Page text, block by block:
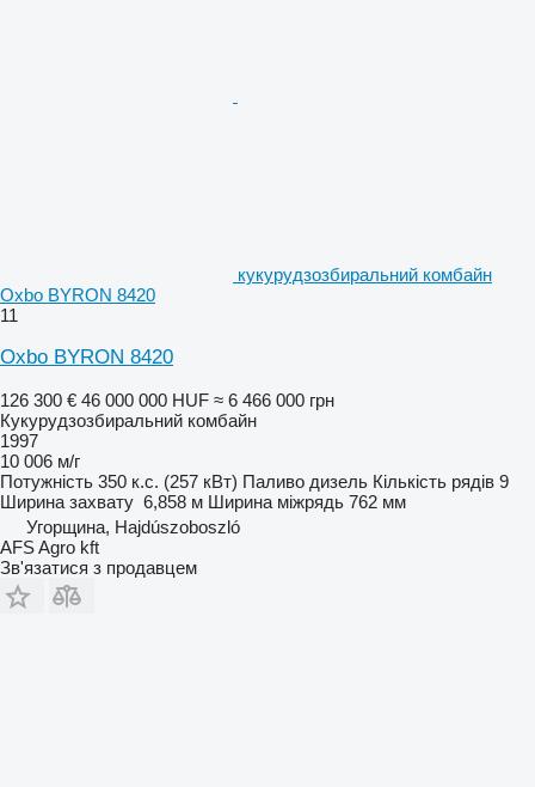
кукурудзозбиральний комбайн
Oxbo BYRON 8420
11
Oxbo BYRON 8420
126 300 € 46 000 000 HUF ≈ 6 466 000 грн
Кукурудзозбиральний комбайн
1997
10 006 м/г
Потужність 350 к.с. (257 кВт) Паливо дизель Кількість рядів 9
Ширина захвату 6,858 м Ширина міжрядь 762 мм
Угорщина, Hajdúszoboszló
AFS Agro kft
Зв'язатися з продавцем